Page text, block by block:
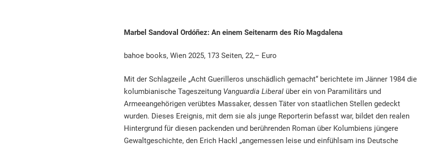
Marbel Sandoval Ordóñez: An einem Seitenarm des Río Magdalena
bahoe books, Wien 2025, 173 Seiten, 22,– Euro
Mit der Schlagzeile „Acht Guerilleros unschädlich gemacht“ berichtete im Jänner 1984 die
kolumbianische Tageszeitung Vanguardia Liberal über ein von Paramilitärs und
Armeeangehörigen verübtes Massaker, dessen Täter von staatlichen Stellen gedeckt
wurden. Dieses Ereignis, mit dem sie als junge Reporterin befasst war, bildet den realen
Hintergrund für diesen packenden und berührenden Roman über Kolumbiens jüngere
Gewaltgeschichte, den Erich Hackl „angemessen leise und einfühlsam ins Deutsche